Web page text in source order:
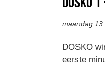
maandag 13
DOSKO
eerste